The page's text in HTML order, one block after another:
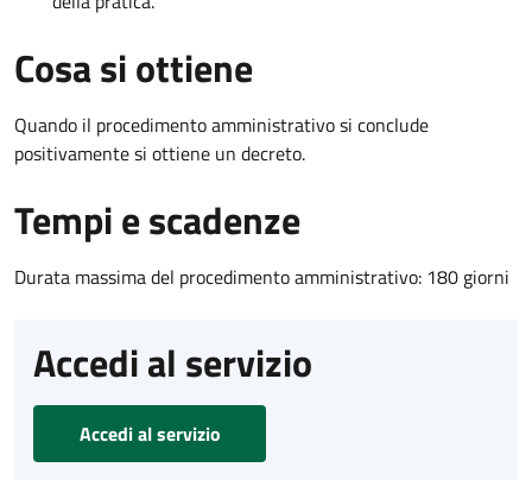
Cosa si ottiene
Quando il procedimento amministrativo si conclude
positivamente si ottiene un decreto.
Tempi e scadenze
Durata massima del procedimento amministrativo: 180 giorni
Accedi al servizio
Accedi al servizio